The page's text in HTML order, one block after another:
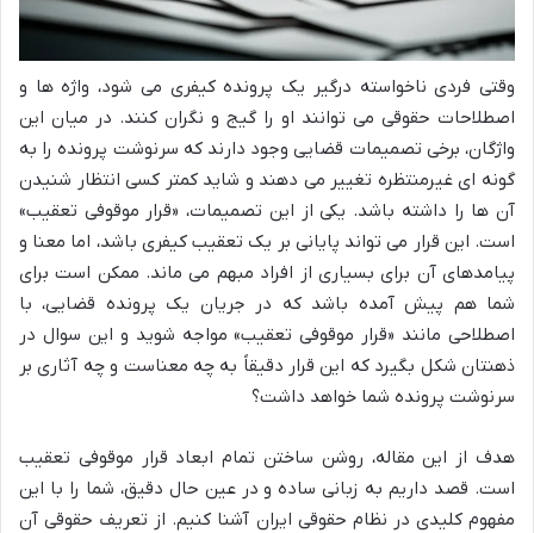
وقتی فردی ناخواسته درگیر یک پرونده کیفری می شود، واژه ها و
اصطلاحات حقوقی می توانند او را گیج و نگران کنند. در میان این
واژگان، برخی تصمیمات قضایی وجود دارند که سرنوشت پرونده را به
گونه ای غیرمنتظره تغییر می دهند و شاید کمتر کسی انتظار شنیدن
آن ها را داشته باشد. یکی از این تصمیمات، «قرار موقوفی تعقیب»
است. این قرار می تواند پایانی بر یک تعقیب کیفری باشد، اما معنا و
پیامدهای آن برای بسیاری از افراد مبهم می ماند. ممکن است برای
شما هم پیش آمده باشد که در جریان یک پرونده قضایی، با
اصطلاحی مانند «قرار موقوفی تعقیب» مواجه شوید و این سوال در
ذهنتان شکل بگیرد که این قرار دقیقاً به چه معناست و چه آثاری بر
سرنوشت پرونده شما خواهد داشت؟
هدف از این مقاله، روشن ساختن تمام ابعاد قرار موقوفی تعقیب
است. قصد داریم به زبانی ساده و در عین حال دقیق، شما را با این
مفهوم کلیدی در نظام حقوقی ایران آشنا کنیم. از تعریف حقوقی آن